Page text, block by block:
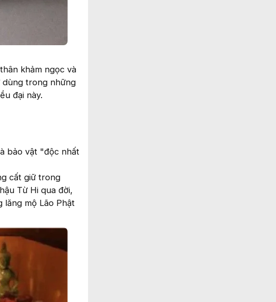
khảm ngọc và
dùng trong những
đại này.
bảo vật "độc nhất
cất giữ trong
Từ Hi qua đời,
lăng mộ Lão Phật